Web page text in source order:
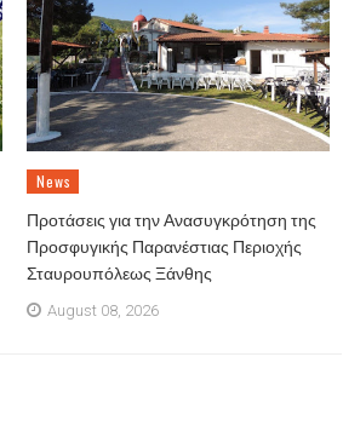
News
Προτάσεις για την Ανασυγκρότηση της
Προσφυγικής Παρανέστιας Περιοχής
Σταυρουπόλεως Ξάνθης
August 08, 2026